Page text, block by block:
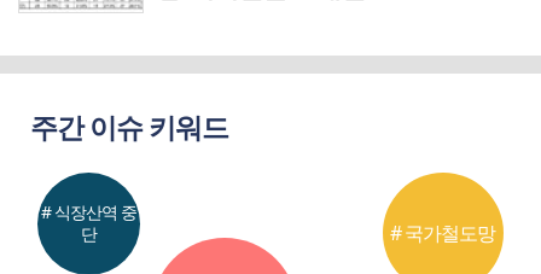
주간 이슈 키워드
# 국가철도망
# 식장산역 중
단